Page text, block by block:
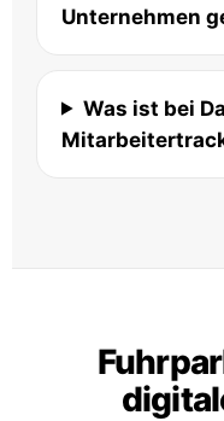
Unternehmen
Was ist bei